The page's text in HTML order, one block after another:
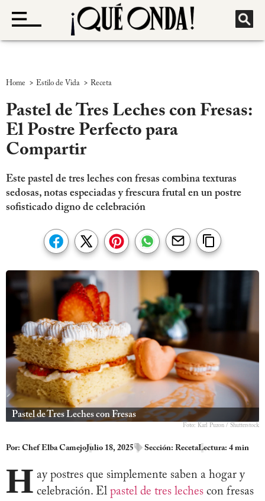
Home > Estilo de Vida > Receta
Pastel de Tres Leches con Fresas:
El Postre Perfecto para
Compartir
Este pastel de tres leches con fresas combina texturas
sedosas, notas especiadas y frescura frutal en un postre
sofisticado digno de celebración
Pastel de Tres Leches con Fresas
Foto: Karl Puzon / Shutterstock
Por: Chef Elba Camejo Julio 18, 2025 Sección: RecetaLectura: 4 min
H ay postres que simplemente saben a hogar y
celebración. El pastel de tres leches con fresas